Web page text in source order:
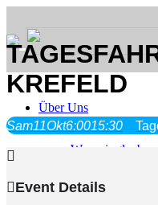
Über Uns
Was wir glauben
KREFELD
Sam11Okt6:0015:30
Event Details